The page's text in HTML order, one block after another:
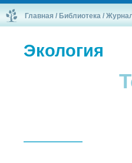
Главная / Библиотека /
Экология